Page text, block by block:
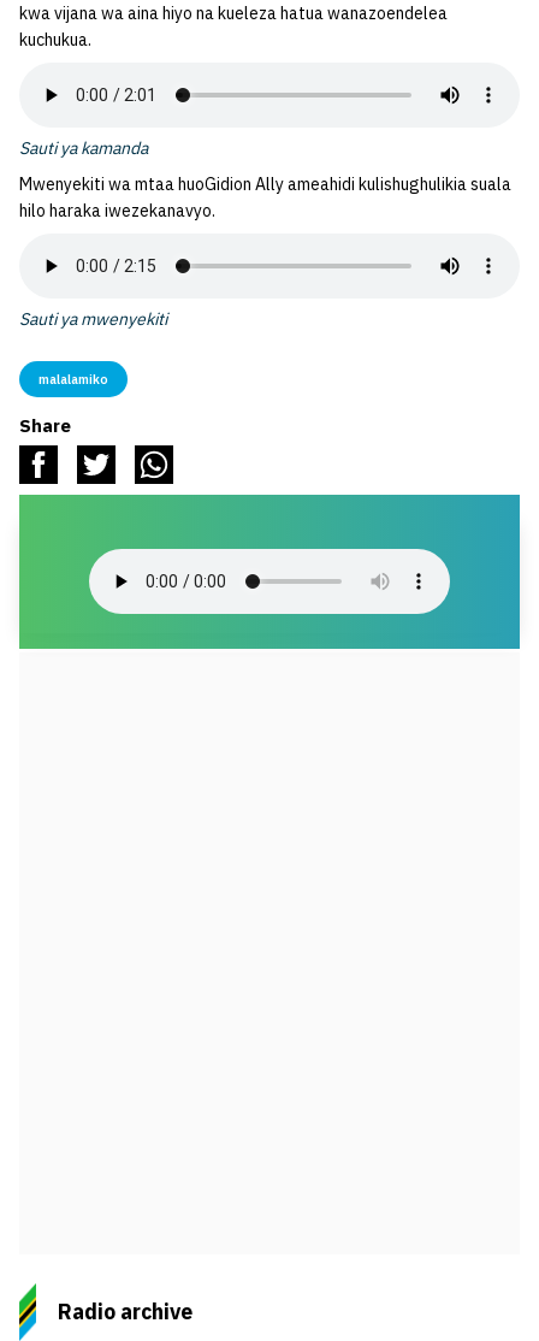
kwa vijana wa aina hiyo na kueleza hatua wanazoendelea
kuchukua.
Sauti ya kamanda
Mwenyekiti wa mtaa huoGidion Ally ameahidi kulishughulikia suala
hilo haraka iwezekanavyo.
Sauti ya mwenyekiti
malalamiko
Share
Radio archive